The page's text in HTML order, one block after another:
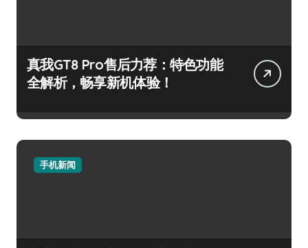
真我GT8 Pro售后力荐：特色功能
全解析，畅享新机体验！
手机新闻